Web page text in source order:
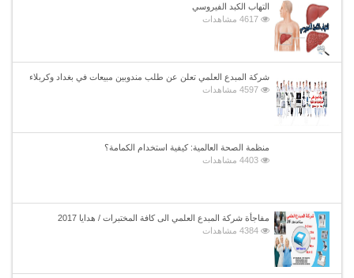
التهاب الكبد الفيروسي
4617 مشاهدات
شركة المبدع العلمي تعلن عن طلب مندوبين مبيعات في بغداد وكربلاء
4597 مشاهدات
منظمة الصحة العالمية: كيفية استخدام الكمامة؟
4403 مشاهدات
مفاجأة شركة المبدع العلمي الى كافة المختبرات / هدايا 2017
4384 مشاهدات